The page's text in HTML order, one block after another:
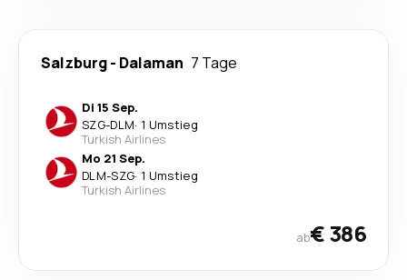
Salzburg- Dalaman 7 Tage
Di 15 Sep.
SZG-DLM· 1 Umstieg
Turkish Airlines
Mo 21 Sep.
DLM-SZG· 1 Umstieg
Turkish Airlines
ab€ 386